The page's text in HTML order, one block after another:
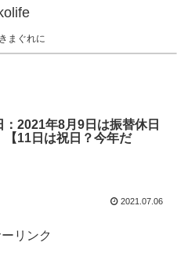
まぐれに
：2021年8月9日は振替休日
【11日は祝日？今年だ
2021.07.06
リンク